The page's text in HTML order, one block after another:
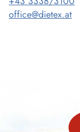
office@dietex.at